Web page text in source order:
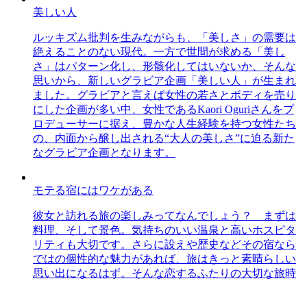
美しい人
ルッキズム批判を生みながらも、「美しさ」の需要は
絶えることのない現代。一方で世間が求める「美し
さ」はパターン化し、形骸化してはいないか、そんな
思いから、新しいグラビア企画「美しい人」が生まれ
ました。グラビアと言えば女性の若さとボディを売り
にした企画が多い中、女性であるKaori Oguriさんをプ
ロデューサーに据え、豊かな人生経験を持つ女性たち
の、内面から醸し出される“大人の美しさ”に迫る新た
なグラビア企画となります。
モテる宿にはワケがある
彼女と訪れる旅の楽しみってなんでしょう？ まずは
料理、そして景色。気持ちのいい温泉と高いホスピタ
リティも大切です。さらに設えや歴史などその宿なら
ではの個性的な魅力があれば、旅はきっと素晴らしい
思い出になるはず。そんな恋するふたりの大切な旅時